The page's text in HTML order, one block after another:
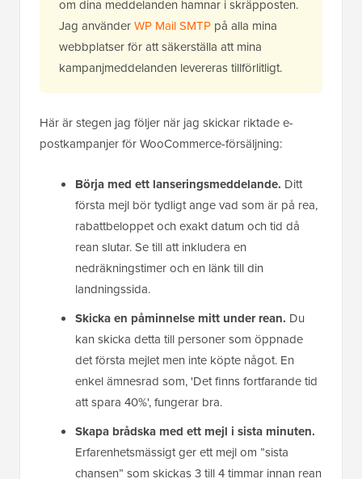
om dina meddelanden hamnar i skräpposten.
Jag använderWP Mail SMTP på alla mina
webbplatser för att säkerställa att mina
kampanjmeddelanden levereras tillförlitligt.
Här är stegen jag följer när jag skickar riktade e-
postkampanjer för WooCommerce-försäljning:
Börja med ett lanseringsmeddelande. Ditt
första mejl bör tydligt ange vad som är på rea,
rabattbeloppet och exakt datum och tid då
rean slutar. Se till att inkludera en
nedräkningstimer och en länk till din
landningssida.
Skicka en påminnelse mitt under rean. Du
kan skicka detta till personer som öppnade
det första mejlet men inte köpte något. En
enkel ämnesrad som, 'Det finns fortfarande tid
att spara 40%', fungerar bra.
Skapa brådska med ett mejl i sista minuten.
Erfarenhetsmässigt ger ett mejl om ”sista
chansen” som skickas 3 till 4 timmar innan rean